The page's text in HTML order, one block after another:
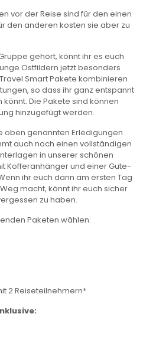
vor der Reise sind für den einen
den anderen kosten sie aber zu
gehört, könnt ihr es euch
Ostfildern jetzt besonders
Smart Pakete kombinieren
so dass ihr ganz entspannt
Die Pakete sind können
hinzugefügt werden.
oben genannten Erledigungen
auch noch einen vollständigen
in unserer schönen
Kofferanhänger und einer Gute-
ihr euch dann am ersten Tag
macht, könnt ihr euch sicher
zu haben.
Paketen wählen:
2 Reiseteilnehmern*